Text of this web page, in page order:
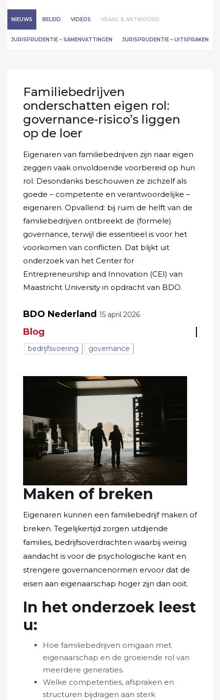
NIEUWS BELEID VIDEOS VRAAG & ANTWOORD
JURISPRUDENTIE – SAMENVATTINGEN JURISPRUDENTIE – UITSPRAKEN
Familiebedrijven
onderschatten eigen rol:
governance-risico’s liggen
op de loer
Eigenaren van familiebedrijven zijn naar eigen
zeggen vaak onvoldoende voorbereid op hun
rol. Desondanks beschouwen ze zichzelf als
goede – competente en verantwoordelijke –
eigenaren. Opvallend: bij ruim de helft van de
familiebedrijven ontbreekt de (formele)
governance, terwijl die essentieel is voor het
voorkomen van conflicten. Dat blijkt uit
onderzoek van het Center for
Entrepreneurship and Innovation (CEI) van
Maastricht University in opdracht van BDO.
BDO Nederland 15 april 2026
Blog
bedrijfsvoering governance
Maken of breken
Eigenaren kunnen een familiebedrijf maken of
breken. Tegelijkertijd zorgen uitdijende
families, bedrijfsoverdrachten waarbij weinig
aandacht is voor de psychologische kant en
strengere governancenormen ervoor dat de
eisen aan eigenaarschap hoger zijn dan ooit.
In het onderzoek leest
u:
Hoe familiebedrijven omgaan met
eigenaarschap en de groeiende rol van
meerdere generaties.
Welke competenties, afspraken en
structuren bijdragen aan sterk